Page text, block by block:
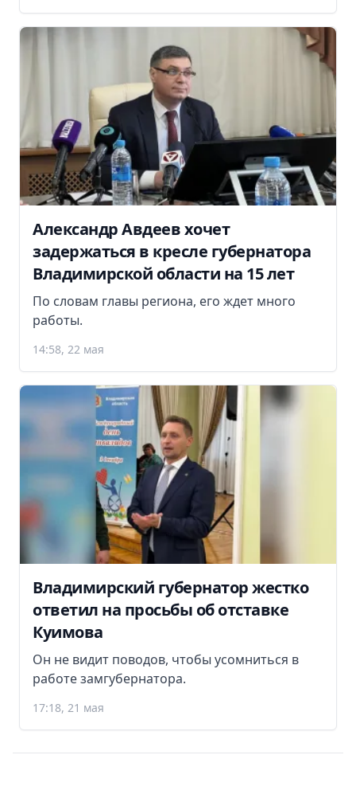
Александр Авдеев хочет
задержаться в кресле губернатора
Владимирской области на 15 лет
По словам главы региона, его ждет много
работы.
14:58, 22 мая
Владимирский губернатор жестко
ответил на просьбы об отставке
Куимова
Он не видит поводов, чтобы усомниться в
работе замгубернатора.
17:18, 21 мая